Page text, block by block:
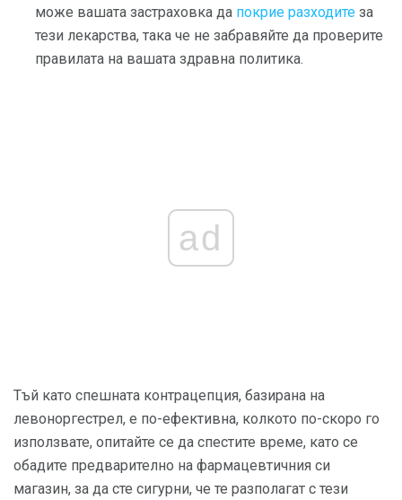
може вашата застраховка да покрие разходите за
тези лекарства, така че не забравяйте да проверите
правилата на вашата здравна политика.
ad
Тъй като спешната контрацепция, базирана на
левоноргестрел, е по-ефективна, колкото по-скоро го
използвате, опитайте се да спестите време, като се
обадите предварително на фармацевтичния си
магазин, за да сте сигурни, че те разполагат с тези